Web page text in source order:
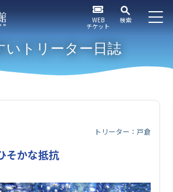
WEB
チケット
検索
いトリーター日誌
トリーター：戸倉
そかな抵抗